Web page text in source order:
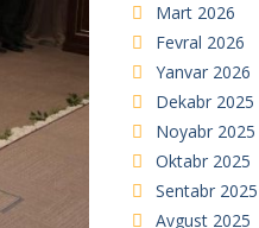
Mart 2026
Fevral 2026
Yanvar 2026
Dekabr 2025
Noyabr 2025
Oktabr 2025
Sentabr 2025
Avgust 2025